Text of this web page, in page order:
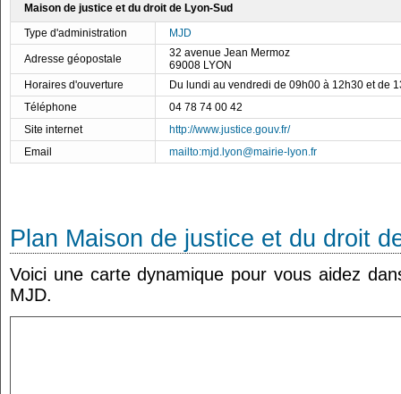
Maison de justice et du droit de Lyon-Sud
Type d'administration
MJD
Adresse géopostale
32 avenue Jean Mermoz
69008 LYON
Horaires d'ouverture
Du lundi au vendredi de 09h00 à 12h30 et de
Téléphone
04 78 74 00 42
Site internet
http://www.justice.gouv.fr/
Email
mailto:mjd.lyon@mairie-lyon.fr
Plan Maison de justice et du droit
Voici une carte dynamique pour vous aidez
MJD.